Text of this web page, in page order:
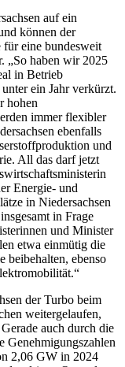
auf ein
können der
eine bundesweit
„So haben wir 2025
in Betrieb
ein Jahr verkürzt.
hohen
immer flexibler
ebenfalls
und
All das darf jetzt
Energie- und
in Niedersachsen
in Frage
und Minister
etwa einmütig die
beibehalten, ebenso
der Turbo beim
weitergelaufen,
auch durch die
Genehmigungszahlen
2,06 GW in 2024